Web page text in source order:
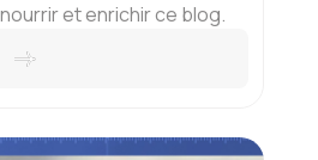
et enrichir ce blog.